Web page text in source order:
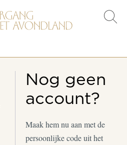
Nog geen
account?
Maak hem nu aan met de
persoonlijke code uit het